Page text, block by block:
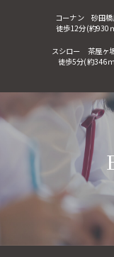
コーナン 砂田
徒歩12分(約930
スシロー 茶屋ヶ
徒歩5分(約346